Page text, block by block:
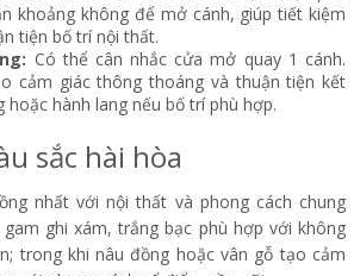
kính 1 cánh mở hất tạo sự kết nối hài hòa
bên trong và ngoài phòng ngủ (Nguồn:
Internet)
lựa chọn mẫu
phòng ngủ 1